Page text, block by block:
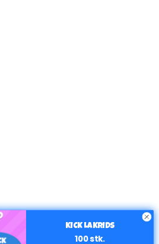
KICK LAKRIDS
100 stk.